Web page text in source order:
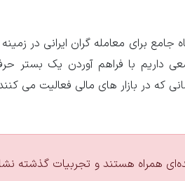
جامع برای معامله گران ایرانی در
داریم با فراهم آوردن یک بستر
که در بازار های مالی فعالیت می
همراه هستند و تجربیات گذشته